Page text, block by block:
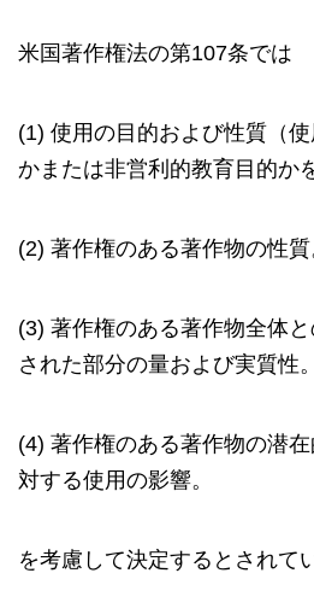
米国著作権法の第107条では
(1) 使用の目的および性質（
かまたは非営利的教育目的か
(2) 著作権のある著作物の性質
(3) 著作権のある著作物全体
された部分の量および実質性。
(4) 著作権のある著作物の潜
対する使用の影響。
を考慮して決定するとされて